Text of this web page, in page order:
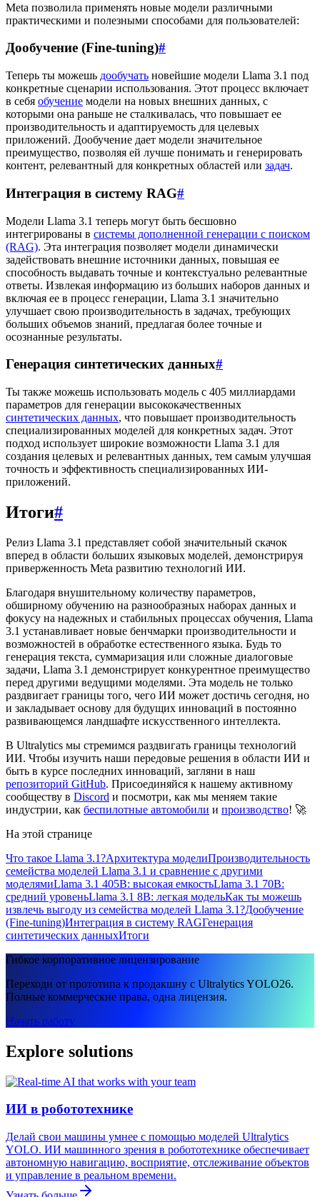
Meta позволила применять новые модели различными
практическими и полезными способами для пользователей:
Дообучение (Fine-tuning)#
Теперь ты можешь дообучать новейшие модели Llama 3.1 под
конкретные сценарии использования. Этот процесс включает
в себя обучение модели на новых внешних данных, с
которыми она раньше не сталкивалась, что повышает ее
производительность и адаптируемость для целевых
приложений. Дообучение дает модели значительное
преимущество, позволяя ей лучше понимать и генерировать
контент, релевантный для конкретных областей или задач.
Интеграция в систему RAG#
Модели Llama 3.1 теперь могут быть бесшовно
интегрированы в системы дополненной генерации с поиском
(RAG). Эта интеграция позволяет модели динамически
задействовать внешние источники данных, повышая ее
способность выдавать точные и контекстуально релевантные
ответы. Извлекая информацию из больших наборов данных и
включая ее в процесс генерации, Llama 3.1 значительно
улучшает свою производительность в задачах, требующих
больших объемов знаний, предлагая более точные и
осознанные результаты.
Генерация синтетических данных#
Ты также можешь использовать модель с 405 миллиардами
параметров для генерации высококачественных
синтетических данных, что повышает производительность
специализированных моделей для конкретных задач. Этот
подход использует широкие возможности Llama 3.1 для
создания целевых и релевантных данных, тем самым улучшая
точность и эффективность специализированных ИИ-
приложений.
Итоги#
Релиз Llama 3.1 представляет собой значительный скачок
вперед в области больших языковых моделей, демонстрируя
приверженность Meta развитию технологий ИИ.
Благодаря внушительному количеству параметров,
обширному обучению на разнообразных наборах данных и
фокусу на надежных и стабильных процессах обучения, Llama
3.1 устанавливает новые бенчмарки производительности и
возможностей в обработке естественного языка. Будь то
генерация текста, суммаризация или сложные диалоговые
задачи, Llama 3.1 демонстрирует конкурентное преимущество
перед другими ведущими моделями. Эта модель не только
раздвигает границы того, чего ИИ может достичь сегодня, но
и закладывает основу для будущих инноваций в постоянно
развивающемся ландшафте искусственного интеллекта.
В Ultralytics мы стремимся раздвигать границы технологий
ИИ. Чтобы изучить наши передовые решения в области ИИ и
быть в курсе последних инноваций, загляни в наш
репозиторий GitHub. Присоединяйся к нашему активному
сообществу в Discord и посмотри, как мы меняем такие
индустрии, как беспилотные автомобили и производство! 🚀
На этой странице
Что такое Llama 3.1?Архитектура моделиПроизводительность
семейства моделей Llama 3.1 и сравнение с другими
моделямиLlama 3.1 405B: высокая емкостьLlama 3.1 70B:
средний уровеньLlama 3.1 8B: легкая модельКак ты можешь
извлечь выгоду из семейства моделей Llama 3.1?Дообучение
(Fine-tuning)Интеграция в систему RAGГенерация
синтетических данныхИтоги
Гибкое корпоративное лицензирование
Переходи от прототипа к продакшну с Ultralytics YOLO26.
Полные коммерческие права, одна лицензия.
Начать работу
Explore solutions
ИИ в робототехнике
Делай свои машины умнее с помощью моделей Ultralytics
YOLO. ИИ машинного зрения в робототехнике обеспечивает
автономную навигацию, восприятие, отслеживание объектов
и управление в реальном времени.